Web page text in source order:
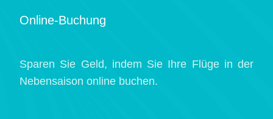
Online-Buchung
Sparen Sie Geld, indem Sie Ihre Flüge in der
Nebensaison online buchen.